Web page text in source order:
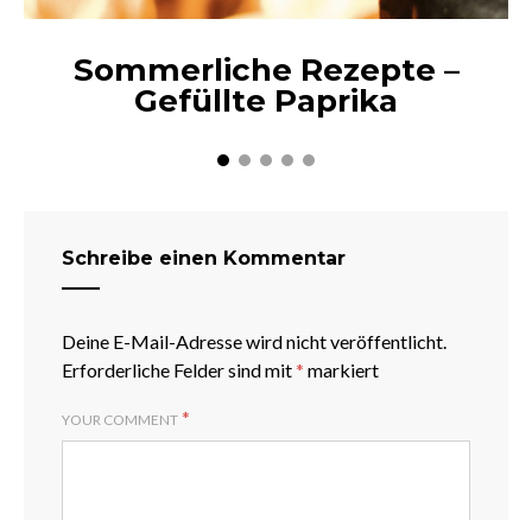
Sommerliche Rezepte –
Gefüllte Paprika
Schreibe einen Kommentar
Deine E-Mail-Adresse wird nicht veröffentlicht.
Erforderliche Felder sind mit* markiert
YOUR COMMENT *